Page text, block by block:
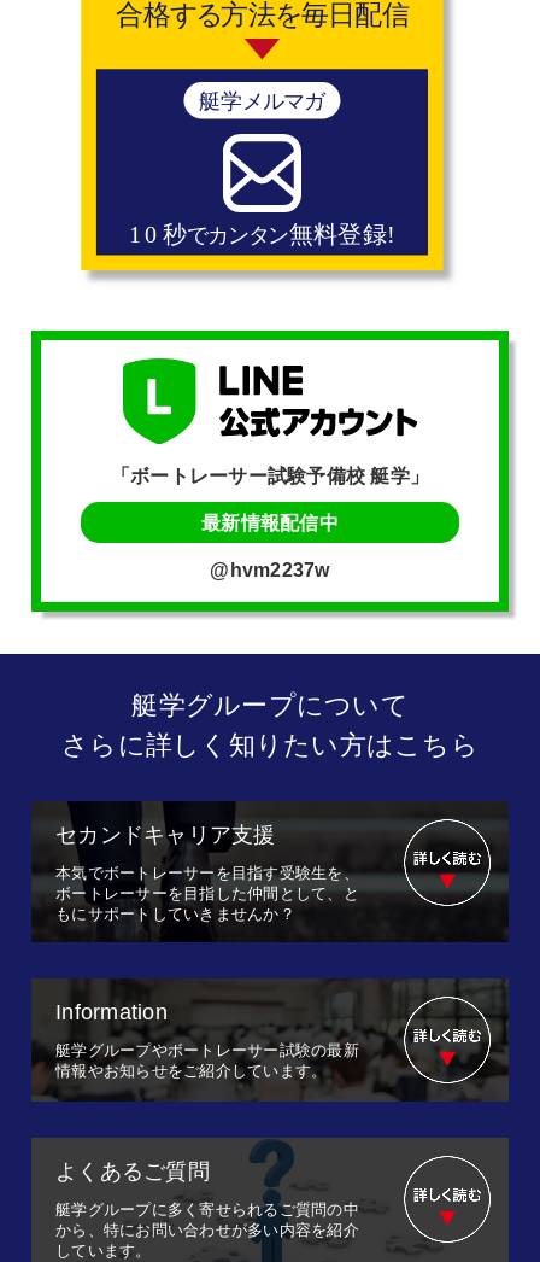
「ボートレーサー試験予備校 艇学」
最新情報配信中
@hvm2237w
艇学グループについて
さらに詳しく知りたい方はこちら
セカンドキャリア支援
本気でボートレーサーを目指す受験生を、
ボートレーサーを目指した仲間として、と
もにサポートしていきませんか？
Information
艇学グループやボートレーサー試験の最新
情報やお知らせをご紹介しています。
よくあるご質問
艇学グループに多く寄せられるご質問の中
から、特にお問い合わせが多い内容を紹介
しています。